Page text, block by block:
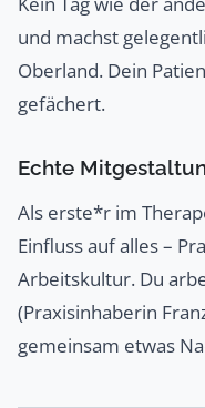
und machst
Oberland. Dein
gefächert.
Echte
Als erste*r im
Einfluss auf alles –
Arbeitskultur. Du
(Praxisinhaberin
gemeinsam etwas